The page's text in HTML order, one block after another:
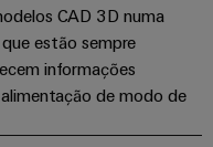
CAD 3D numa
estão sempre
informações
de modo de